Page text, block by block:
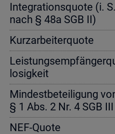
In­te­gra­ti­ons­quo­te (i.
nach § 48a SGB II)
Kurz­ar­bei­ter­quo­te
lo­sig­keit
Min­dest­be­tei­li­gung
§ 1 Abs. 2 Nr. 4 SGB III
NEF-Quote